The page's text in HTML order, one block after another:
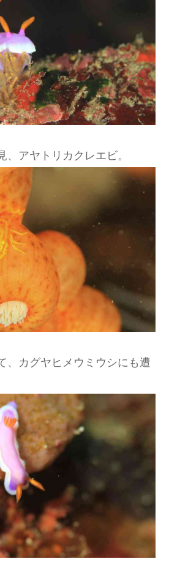
アヤトリカクレエビ。
、カグヤヒメウミウシにも遭